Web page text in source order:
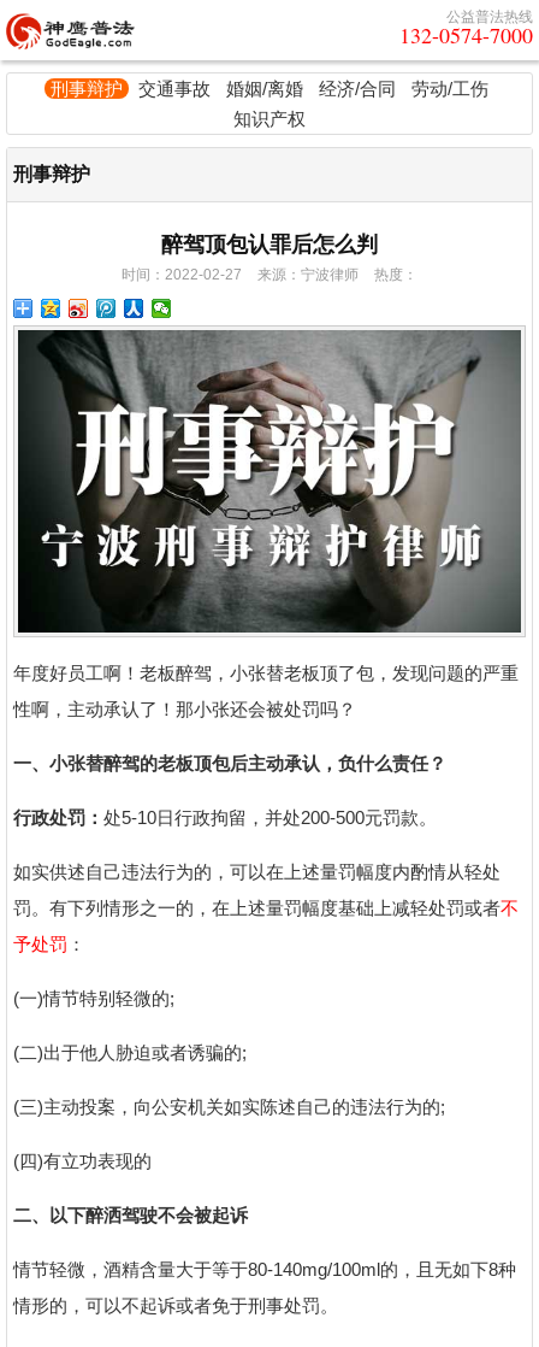
公益普法热线
132-0574-7000
刑事辩护 交通事故 婚姻/离婚 经济/合同
劳动/工伤
知识产权
刑事辩护
醉驾顶包认罪后怎么判
时间：2022-02-27 来源：宁波律师 热度：
年度好员工啊！老板醉驾，小张替老板顶了包，发现问题的严重
性啊，主动承认了！那小张还会被处罚吗？
一、小张替醉驾的老板顶包后主动承认，负什么责任？
行政处罚： 处5-10日行政拘留，并处200-500元罚款。
如实供述自己违法行为的，可以在上述量罚幅度内酌情从轻处
罚。有下列情形之一的，在上述量罚幅度基础上减轻处罚或者不
予处罚 ：
(一)情节特别轻微的;
(二)出于他人胁迫或者诱骗的;
(三)主动投案，向公安机关如实陈述自己的违法行为的;
(四)有立功表现的
二、以下醉洒驾驶不会被起诉
情节轻微，酒精含量大于等于80-140mg/100ml的，且无如下8种
情形的，可以不起诉或者免于刑事处罚。